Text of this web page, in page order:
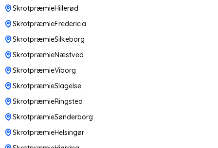
SkrotpræmieHillerød
SkrotpræmieFredericia
SkrotpræmieSilkeborg
SkrotpræmieNæstved
SkrotpræmieViborg
SkrotpræmieSlagelse
SkrotpræmieRingsted
SkrotpræmieSønderborg
SkrotpræmieHelsingør